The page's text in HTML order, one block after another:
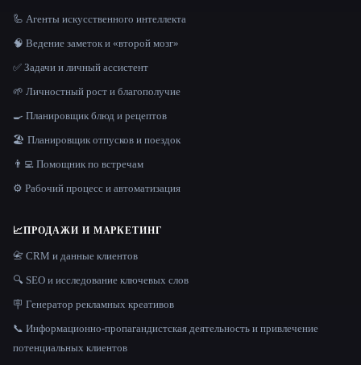
🦾 Агенты искусственного интеллекта
🧠 Ведение заметок и «второй мозг»
✅ Задачи и личный ассистент
🌱 Личностный рост и благополучие
🍳 Планировщик блюд и рецептов
🏖 Планировщик отпусков и поездок
👨‍💻 Помощник по встречам
⚙️ Рабочий процесс и автоматизация
📈ПРОДАЖИ И МАРКЕТИНГ
📇 CRM и данные клиентов
🔍 SEO и исследование ключевых слов
🪧 Генератор рекламных креативов
📞 Информационно-пропагандистская деятельность и привлечение
потенциальных клиентов